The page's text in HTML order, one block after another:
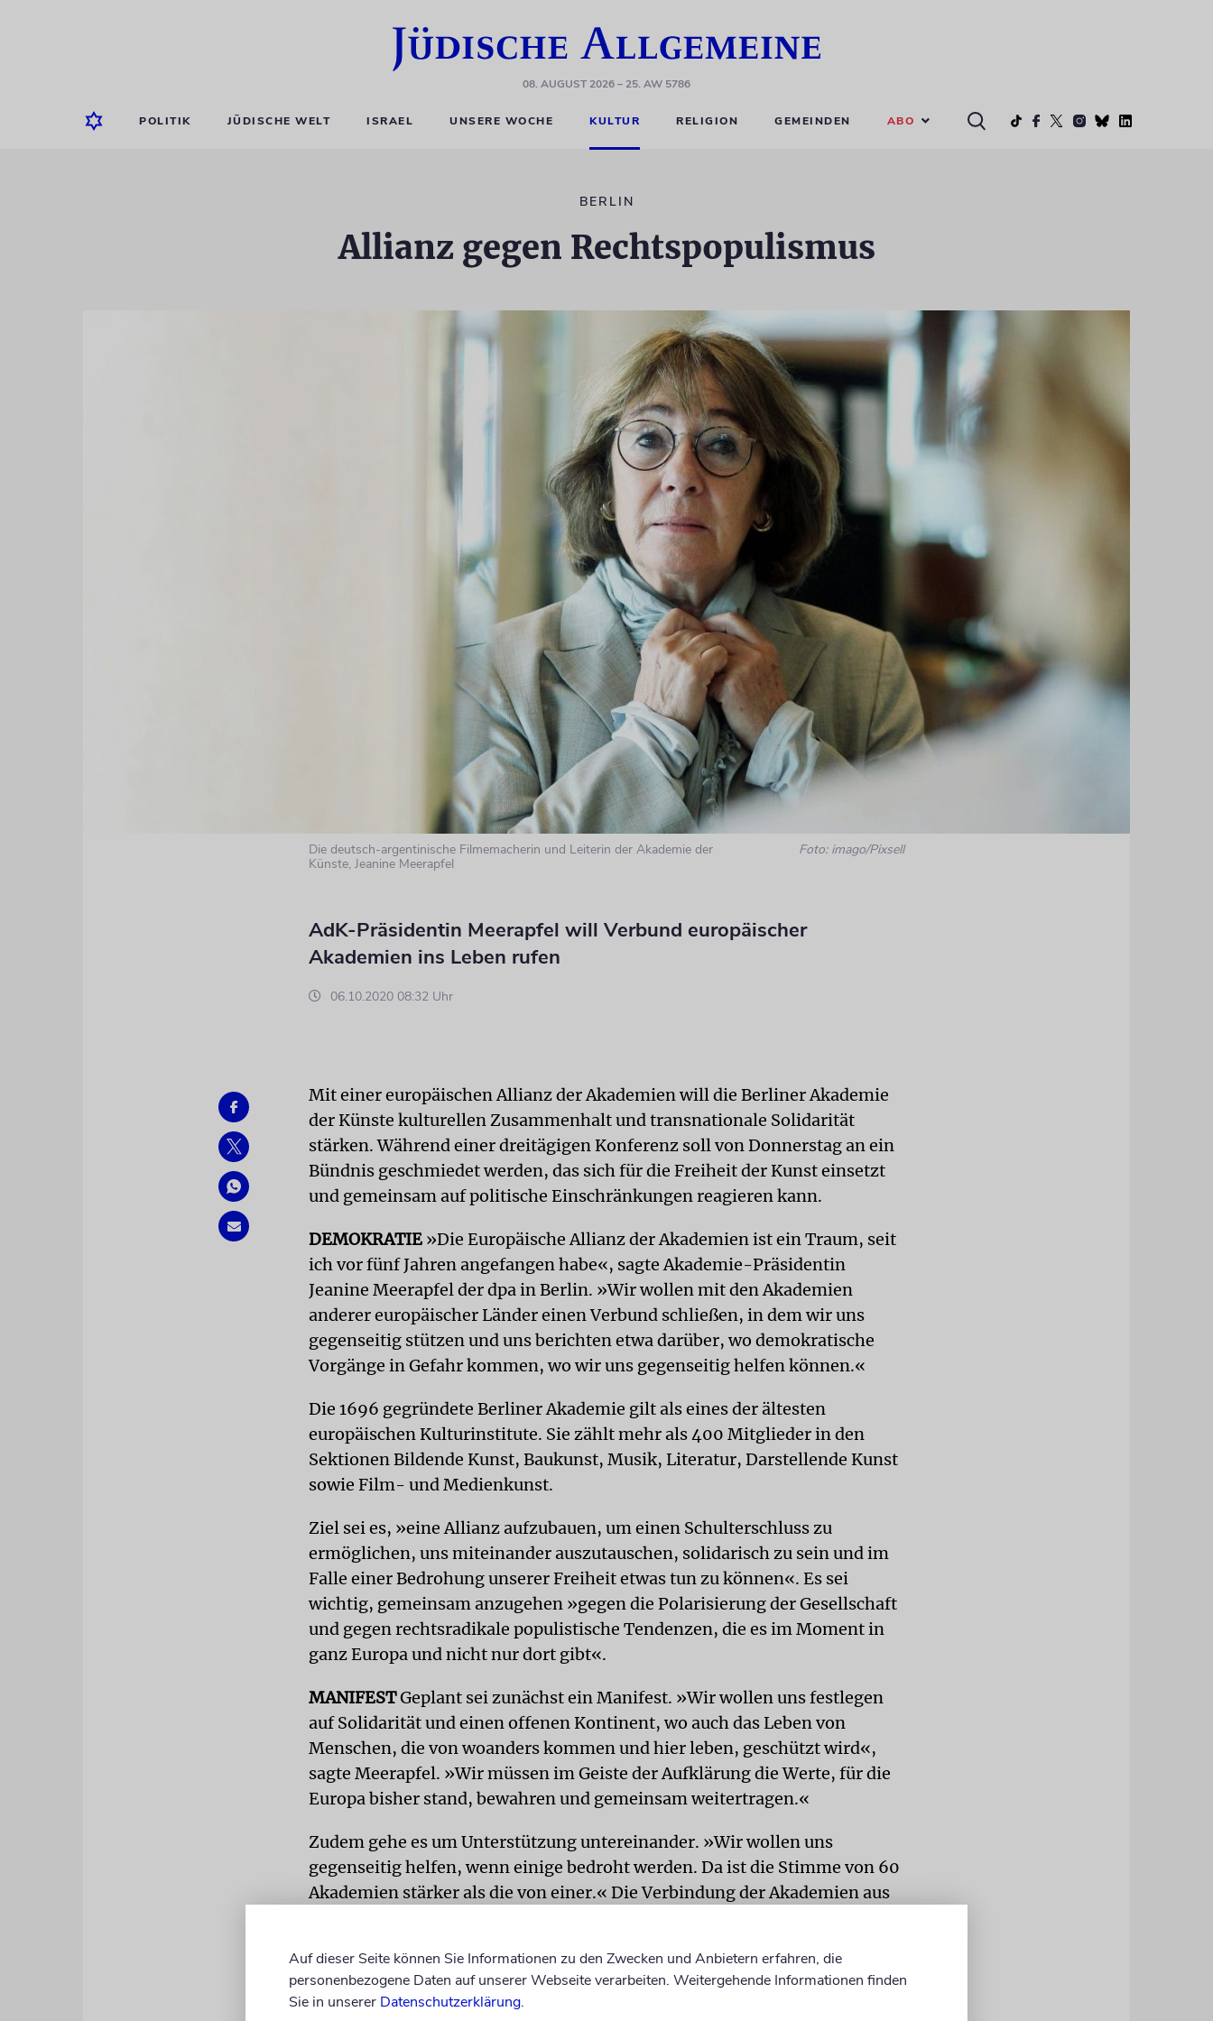
08. AUGUST 2026– 25. AW 5786
POLITIK JÜDISCHE WELT ISRAEL UNSERE WOCHE KULTUR RELIGION GEMEINDEN ABO
BERLIN
Allianz gegen Rechtspopulismus
Die deutsch-argentinische Filmemacherin und Leiterin der Akademie der
Künste, Jeanine Meerapfel
Foto: imago/Pixsell
AdK-Präsidentin Meerapfel will Verbund europäischer
Akademien ins Leben rufen
06.10.2020 08:32 Uhr
Mit einer europäischen Allianz der Akademien will die Berliner Akademie
der Künste kulturellen Zusammenhalt und transnationale Solidarität
stärken. Während einer dreitägigen Konferenz soll von Donnerstag an ein
Bündnis geschmiedet werden, das sich für die Freiheit der Kunst einsetzt
und gemeinsam auf politische Einschränkungen reagieren kann.
DEMOKRATIE »Die Europäische Allianz der Akademien ist ein Traum, seit
ich vor fünf Jahren angefangen habe«, sagte Akademie-Präsidentin
Jeanine Meerapfel der dpa in Berlin. »Wir wollen mit den Akademien
anderer europäischer Länder einen Verbund schließen, in dem wir uns
gegenseitig stützen und uns berichten etwa darüber, wo demokratische
Vorgänge in Gefahr kommen, wo wir uns gegenseitig helfen können.«
Die 1696 gegründete Berliner Akademie gilt als eines der ältesten
europäischen Kulturinstitute. Sie zählt mehr als 400 Mitglieder in den
Sektionen Bildende Kunst, Baukunst, Musik, Literatur, Darstellende Kunst
sowie Film- und Medienkunst.
Ziel sei es, »eine Allianz aufzubauen, um einen Schulterschluss zu
ermöglichen, uns miteinander auszutauschen, solidarisch zu sein und im
Falle einer Bedrohung unserer Freiheit etwas tun zu können«. Es sei
wichtig, gemeinsam anzugehen »gegen die Polarisierung der Gesellschaft
und gegen rechtsradikale populistische Tendenzen, die es im Moment in
ganz Europa und nicht nur dort gibt«.
MANIFESTGeplant sei zunächst ein Manifest. »Wir wollen uns festlegen
auf Solidarität und einen offenen Kontinent, wo auch das Leben von
Menschen, die von woanders kommen und hier leben, geschützt wird«,
sagte Meerapfel. »Wir müssen im Geiste der Aufklärung die Werte, für die
Europa bisher stand, bewahren und gemeinsam weitertragen.«
Zudem gehe es um Unterstützung untereinander. »Wir wollen uns
gegenseitig helfen, wenn einige bedroht werden. Da ist die Stimme von 60
Akademien stärker als die von einer.« Die Verbindung der Akademien aus
Für die 77 Jahre alte Filmregisseurin Meerapfel ist es »besonders wichtig,
dass dies von Deutschland ausgeht mit seiner mörderischen Geschichte,
Auf dieser Seite können Sie Informationen zu den Zwecken und Anbietern erfahren, die
personenbezogene Daten auf unserer Webseite verarbeiten. Weitergehende Informationen finden
Sie in unserer Datenschutzerklärung.